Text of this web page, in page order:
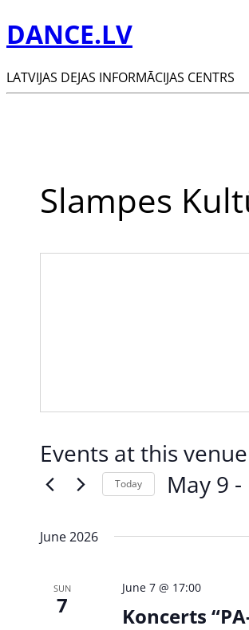
DANCE.LV
LATVIJAS DEJAS INFORMĀCIJAS CENTRS
Slampes
Events at this venue
Today May 9 -
June 2026
SUN
7 Koncerts
June 7 @ 17:00